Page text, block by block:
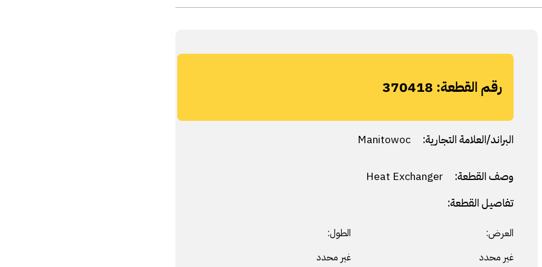
رقم القطعة: 370418
البراند/العلامة التجارية: Manitowoc
وصف القطعة:
Heat Exchanger
تفاصيل القطعة:
العرض:
غير محدد
الطول:
غير محدد